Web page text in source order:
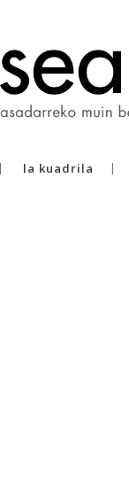
la kuadrila